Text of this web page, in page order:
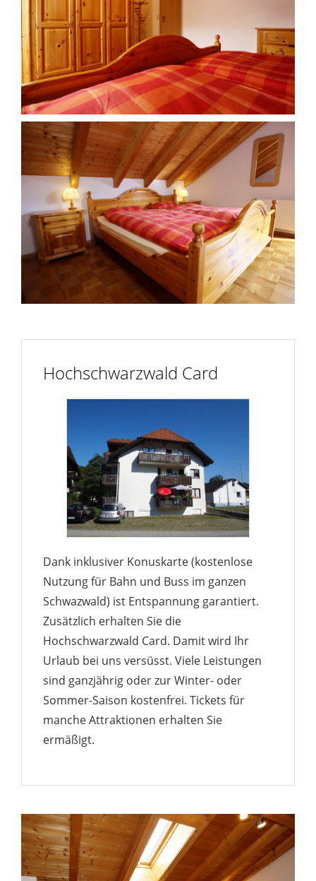
Hochschwarzwald Card
Dank inklusiver Konuskarte (kostenlose
Nutzung für Bahn und Buss im ganzen
Schwazwald) ist Entspannung garantiert.
Zusätzlich erhalten Sie die
Hochschwarzwald Card. Damit wird Ihr
Urlaub bei uns versüsst. Viele Leistungen
sind ganzjährig oder zur Winter- oder
Sommer-Saison kostenfrei. Tickets für
manche Attraktionen erhalten Sie
ermäßigt.